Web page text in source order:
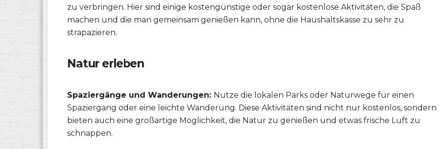
zu verbringen. Hier sind einige kostengünstige oder sogar kostenlose Aktivitäten, die Spaß
machen und die man gemeinsam genießen kann, ohne die Haushaltskasse zu sehr zu
strapazieren.
Natur erleben
Spaziergänge und Wanderungen: Nutze die lokalen Parks oder Naturwege für einen
Spaziergang oder eine leichte Wanderung. Diese Aktivitäten sind nicht nur kostenlos, sondern
bieten auch eine großartige Möglichkeit, die Natur zu genießen und etwas frische Luft zu
schnappen.